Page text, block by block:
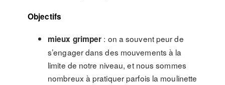
Objectifs
mieux grimper : on a souvent peur de
s’engager dans des mouvements à la
limite de notre niveau, et nous sommes
nombreux à pratiquer parfois la moulinette